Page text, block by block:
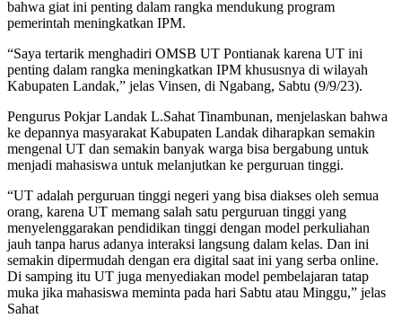
bahwa giat ini penting dalam rangka mendukung program
pemerintah meningkatkan IPM.
“Saya tertarik menghadiri OMSB UT Pontianak karena UT ini
penting dalam rangka meningkatkan IPM khususnya di wilayah
Kabupaten Landak,” jelas Vinsen, di Ngabang, Sabtu (9/9/23).
Pengurus Pokjar Landak L.Sahat Tinambunan, menjelaskan bahwa
ke depannya masyarakat Kabupaten Landak diharapkan semakin
mengenal UT dan semakin banyak warga bisa bergabung untuk
menjadi mahasiswa untuk melanjutkan ke perguruan tinggi.
“UT adalah perguruan tinggi negeri yang bisa diakses oleh semua
orang, karena UT memang salah satu perguruan tinggi yang
menyelenggarakan pendidikan tinggi dengan model perkuliahan
jauh tanpa harus adanya interaksi langsung dalam kelas. Dan ini
semakin dipermudah dengan era digital saat ini yang serba online.
Di samping itu UT juga menyediakan model pembelajaran tatap
muka jika mahasiswa meminta pada hari Sabtu atau Minggu,” jelas
Sahat